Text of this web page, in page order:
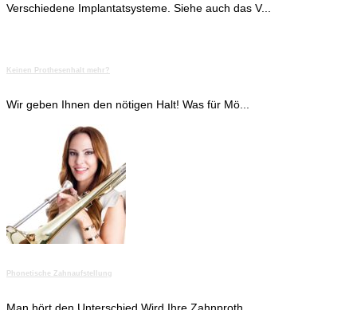
Verschiedene Implantatsysteme. Siehe auch das V...
Keinen Prothesenhalt mehr?
Wir geben Ihnen den nötigen Halt! Was für Mö...
Phonetische Zahnaufstellung